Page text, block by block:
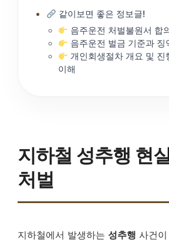
같이보면 좋은 정보글!
음주운전 처벌불원서 합
음주운전 벌금 기준과 징
개인회생절차 개요 및 진
이해
지하철 성추행 현
처벌
지하철에서 발생하는 성추행 사건